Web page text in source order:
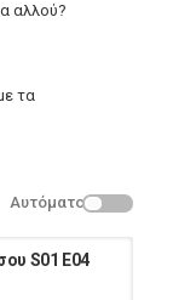
αλλού?
τα
Αυτόματο
S01 E04